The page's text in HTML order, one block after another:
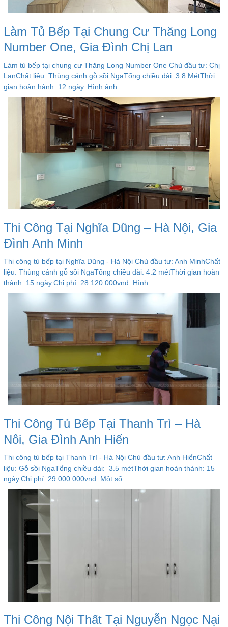
Làm Tủ Bếp Tại Chung Cư Thăng Long
Number One, Gia Đình Chị Lan
Làm tủ bếp tại chung cư Thăng Long Number One Chủ đầu tư: Chị
LanChất liệu: Thùng cánh gỗ sồi NgaTổng chiều dài: 3.8 MétThời
gian hoàn hành: 12 ngày. Hình ảnh...
Thi Công Tại Nghĩa Dũng – Hà Nội, Gia
Đình Anh Minh
Thi công tủ bếp tại Nghĩa Dũng - Hà Nội Chủ đầu tư: Anh MinhChất
liệu: Thùng cánh gỗ sồi NgaTổng chiều dài: 4.2 métThời gian hoàn
thành: 15 ngày.Chi phí: 28.120.000vnđ. Hình...
Thi Công Tủ Bếp Tại Thanh Trì – Hà
Nôi, Gia Đình Anh Hiển
Thi công tủ bếp tại Thanh Trì - Hà Nội Chủ đầu tư: Anh HiểnChất
liệu: Gỗ sồi NgaTổng chiều dài: 3.5 métThời gian hoàn thành: 15
ngày.Chi phí: 29.000.000vnđ. Một số...
Thi Công Nội Thất Tại Nguyễn Ngọc Nại